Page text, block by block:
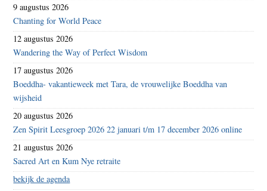
9 augustus 2026
Chanting for World Peace
12 augustus 2026
Wandering the Way of Perfect Wisdom
17 augustus 2026
Boeddha- vakantieweek met Tara, de vrouwelijke Boeddha van
wijsheid
20 augustus 2026
Zen Spirit Leesgroep 2026 22 januari t/m 17 december 2026 online
21 augustus 2026
Sacred Art en Kum Nye retraite
bekijk de agenda